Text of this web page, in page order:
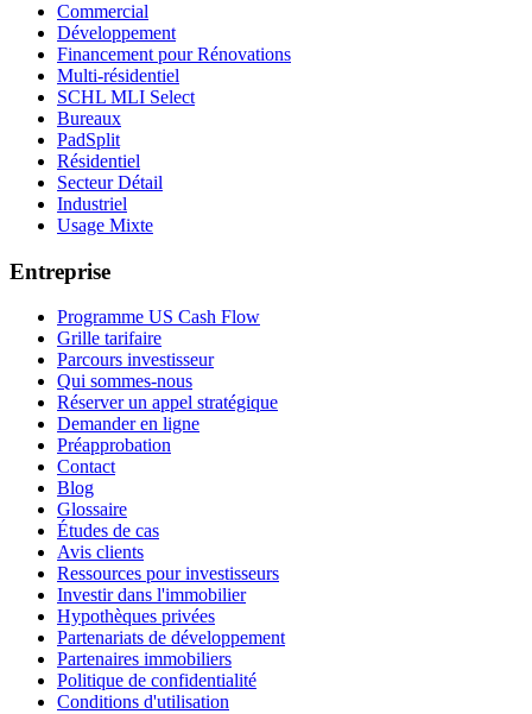
Commercial
Développement
Financement pour Rénovations
Multi-résidentiel
SCHL MLI Select
Bureaux
PadSplit
Résidentiel
Secteur Détail
Industriel
Usage Mixte
Entreprise
Programme US Cash Flow
Grille tarifaire
Parcours investisseur
Qui sommes-nous
Réserver un appel stratégique
Demander en ligne
Préapprobation
Contact
Blog
Glossaire
Études de cas
Avis clients
Ressources pour investisseurs
Investir dans l'immobilier
Hypothèques privées
Partenariats de développement
Partenaires immobiliers
Politique de confidentialité
Conditions d'utilisation